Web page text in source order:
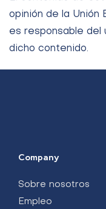
opinión de la Unión
es responsable del
dicho contenido.
Company
Sobre nosotros
Empleo